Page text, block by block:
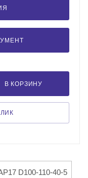
В КОРЗИНУ
D100-110-40-5